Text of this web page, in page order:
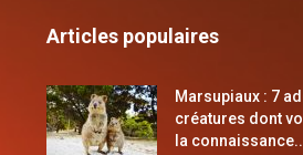
Articles populaires
Marsupiaux : 7
créatures dont
la